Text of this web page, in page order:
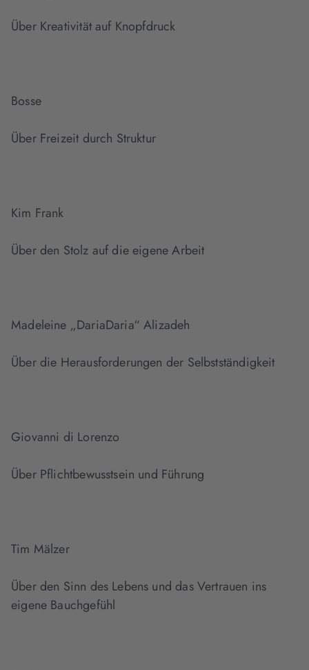
Über Kreativität auf Knopfdruck
Bosse
Über Freizeit durch Struktur
Kim Frank
Über den Stolz auf die eigene Arbeit
Madeleine „DariaDaria“ Alizadeh
Über die Herausforderungen der Selbstständigkeit
Giovanni di Lorenzo
Über Pflichtbewusstsein und Führung
Tim Mälzer
Über den Sinn des Lebens und das Vertrauen ins
eigene Bauchgefühl